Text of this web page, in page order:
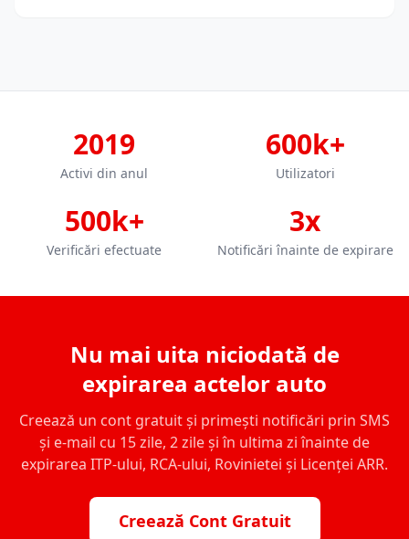
2019
Activi din anul
600k+
Utilizatori
500k+
Verificări efectuate
3x
Notificări înainte de expirare
Nu mai uita niciodată de
expirarea actelor auto
Creează un cont gratuit și primești notificări prin SMS
și e-mail cu 15 zile, 2 zile și în ultima zi înainte de
expirarea ITP-ului, RCA-ului, Rovinietei și Licenței ARR.
Creează Cont Gratuit